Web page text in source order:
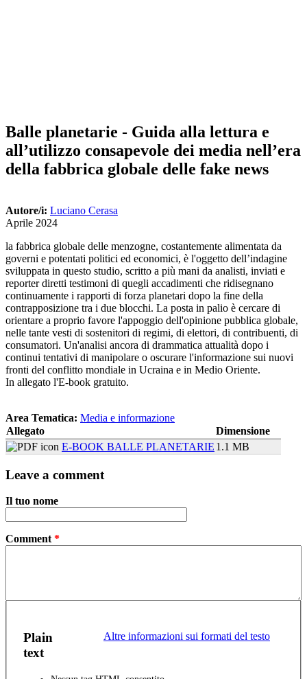
Balle planetarie - Guida alla lettura e
all’utilizzo consapevole dei media nell’era
della fabbrica globale delle fake news
Autore/i: Luciano Cerasa
Aprile 2024
la fabbrica globale delle menzogne, costantemente alimentata da
governi e potentati politici ed economici, è l'oggetto dell’indagine
sviluppata in questo studio, scritto a più mani da analisti, inviati e
reporter diretti testimoni di quegli accadimenti che ridisegnano
continuamente i rapporti di forza planetari dopo la fine della
contrapposizione tra i due blocchi. La posta in palio è cercare di
orientare a proprio favore l'appoggio dell'opinione pubblica globale,
nelle tante vesti di sostenitori di regimi, di elettori, di contribuenti, di
consumatori. Un'analisi ancora di drammatica attualità dopo i
continui tentativi di manipolare o oscurare l'informazione sui nuovi
fronti del conflitto mondiale in Ucraina e in Medio Oriente.
In allegato l'E-book gratuito.
Area Tematica: Media e informazione
Allegato
Dimensione
E-BOOK BALLE PLANETARIE 1.1 MB
Leave a comment
Il tuo nome
Comment *
Altre informazioni sui formati del testo
Plain
text